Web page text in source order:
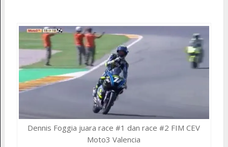
Dennis Foggia juara race #1 dan race #2 FIM CEV
Moto3 Valencia